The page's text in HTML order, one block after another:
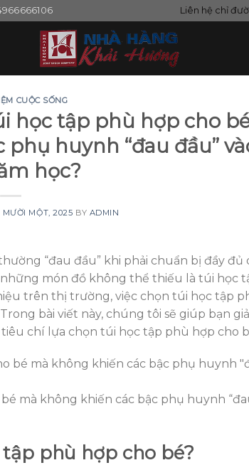
Liên hệ chỉ
CUỘC SỐNG
học tập phù hợp cho
huynh “đau đầu”
học?
MƯỜI MỘT, 2025 BY ADMIN
“đau đầu” khi phải chuẩn bị đầy đủ
món đồ không thể thiếu là túi học
trên thị trường, việc chọn túi học tập
bài viết này, chúng tôi sẽ giúp bạn
chí lựa chọn túi học tập phù hợp cho
mà không khiến các bậc phụ huynh
phù hợp cho bé?